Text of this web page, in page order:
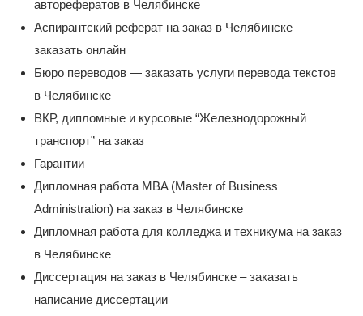
авторефератов в Челябинске
Аспирантский реферат на заказ в Челябинске –
заказать онлайн
Бюро переводов — заказать услуги перевода текстов
в Челябинске
ВКР, дипломные и курсовые “Железнодорожный
транспорт” на заказ
Гарантии
Дипломная работа MBA (Master of Business
Administration) на заказ в Челябинске
Дипломная работа для колледжа и техникума на заказ
в Челябинске
Диссертация на заказ в Челябинске – заказать
написание диссертации